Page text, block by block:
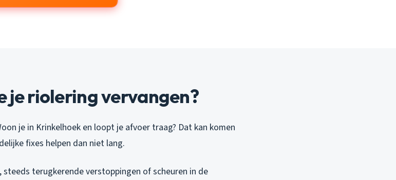
je riolering vervangen?
je in Krinkelhoek en loopt je afvoer traag? Dat kan komen
fixes helpen dan niet lang.
terugkerende verstoppingen of scheuren in de